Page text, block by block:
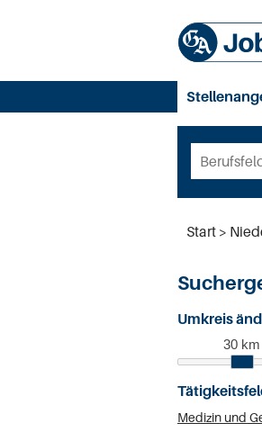
Start
Umkreis
30 km
Medizin und